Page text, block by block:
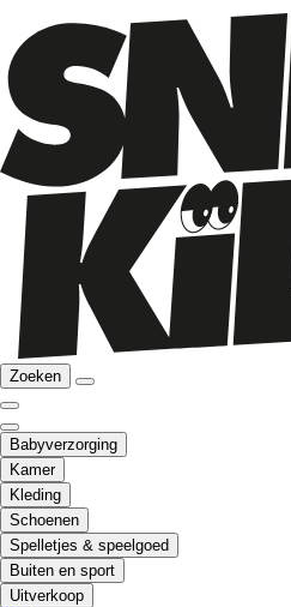
Zoeken
Babyverzorging
Kamer
Kleding
Schoenen
Spelletjes & speelgoed
Buiten en sport
Uitverkoop